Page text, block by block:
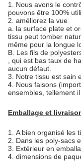
1. Nous avons le
pouvons être 100%
2. améliorez la vue
a. la surface plate et
tissu peut tomber
même pour la longue
B. Les fils de
, qui est bas taux de
aucun défaut.
3. Notre tissu est sain
4. Nous faisons
ensembles, tellement
Emballage et
1. A bien organisé les
2. Dans les poly-sacs
3. Extérieur en
4. dimensions de